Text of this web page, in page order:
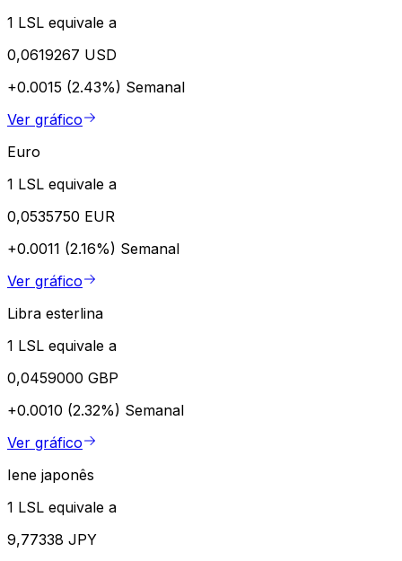
1 LSL equivale a
0,0619267 USD
+0.0015 (2.43%) Semanal
Ver gráfico
Euro
1 LSL equivale a
0,0535750 EUR
+0.0011 (2.16%) Semanal
Ver gráfico
Libra esterlina
1 LSL equivale a
0,0459000 GBP
+0.0010 (2.32%) Semanal
Ver gráfico
Iene japonês
1 LSL equivale a
9,77338 JPY